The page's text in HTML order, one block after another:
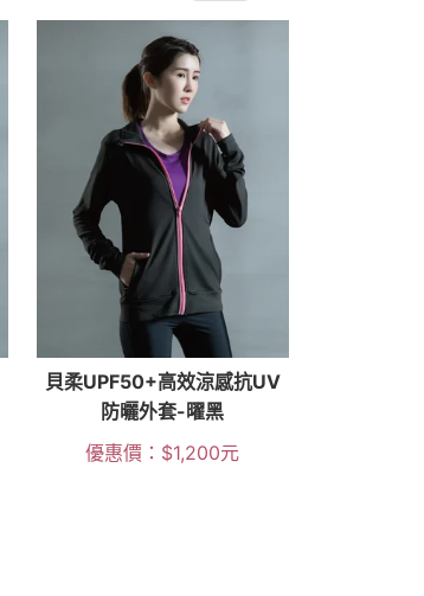
貝柔UPF50+高效涼感抗UV
防曬外套-曜黑
優惠價： $1,200元